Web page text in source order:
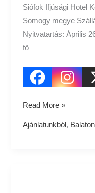
Siófok Ifjúsági Hotel
Somogy megye
Nyitvatartás: Április
fő
Read More »
Ajánlatunkból,